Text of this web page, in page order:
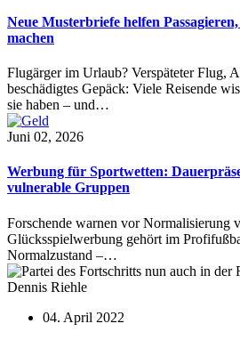
Neue Musterbriefe helfen
machen
Flugärger im Urlaub? Verspäteter Flug,
beschädigtes Gepäck: Viele Reisende
sie haben – und…
Juni 02, 2026
Werbung für Sportwetten:
vulnerable Gruppen
Forschende warnen vor Normalisierung
Glücksspielwerbung gehört im
Normalzustand –…
Dennis Riehle
04. April 2022